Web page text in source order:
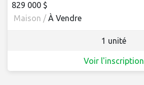
829 000 $
Maison / À Vendre
1 unité
Voir l'inscription